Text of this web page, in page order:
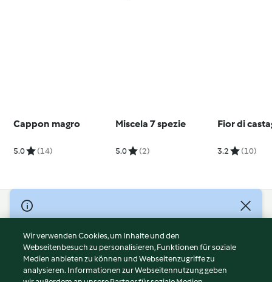
Cappon magro
5.0 (14)
Miscela 7 spezie
5.0 (2)
Fior di
3.2 (10)
© Copyright 2026
Nutzungsbedingungen
Datenschutzrichtlinien
Disclaimer
Wir verwenden Cookies, um Inhalte und den
Webseitenbesuch zu personalisieren, Funktionen für soziale
Medien anbieten zu können und Webseitenzugriffe zu
analysieren. Informationen zur Webseitennutzung geben